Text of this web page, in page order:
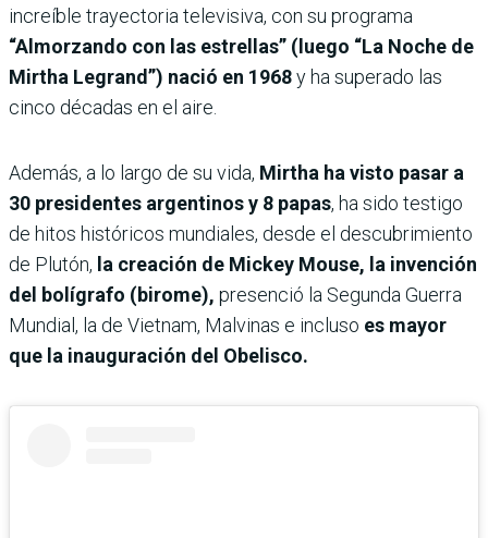
increíble trayectoria televisiva, con su programa
“Almorzando con las estrellas” (luego “La Noche de
Mirtha Legrand”) nació en 1968y ha superado las
cinco décadas en el aire.
Además, a lo largo de su vida, Mirtha ha visto pasar a
30 presidentes argentinos y 8 papas, ha sido testigo
de hitos históricos mundiales, desde el descubrimiento
de Plutón, la creación de Mickey Mouse, la invención
del bolígrafo (birome), presenció la Segunda Guerra
Mundial, la de Vietnam, Malvinas e incluso es mayor
que la inauguración del Obelisco.